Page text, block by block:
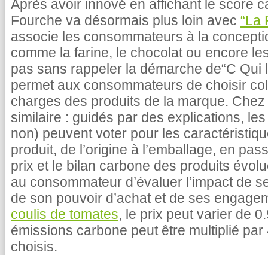
Après avoir innové en affichant le score
Fourche va désormais plus loin avec “La
associe les consommateurs à la
comme la farine, le chocolat ou encore
pas sans rappeler la démarche de“C Qui
permet aux consommateurs de choisir
charges des produits de la marque.
similaire : guidés par des explications,
non) peuvent voter pour les
produit, de l’origine à l’emballage, en
prix et le bilan carbone des produits
au consommateur d’évaluer l’impact de
de son pouvoir d’achat et de ses
coulis de tomates, le prix peut varier de
émissions carbone peut être multiplié
choisis.